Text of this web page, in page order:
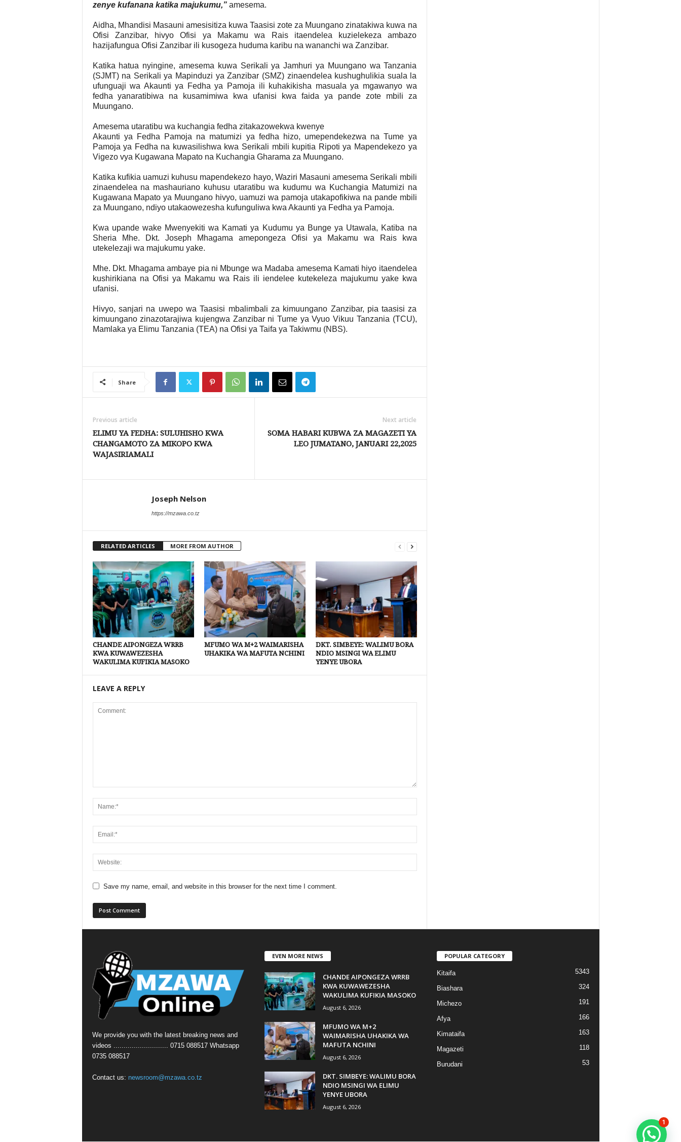
zenye kufanana katika majukumu,” amesema.
Aidha, Mhandisi Masauni amesisitiza kuwa Taasisi zote za Muungano zinatakiwa kuwa na
Ofisi Zanzibar, hivyo Ofisi ya Makamu wa Rais itaendelea kuzielekeza ambazo
hazijafungua Ofisi Zanzibar ili kusogeza huduma karibu na wananchi wa Zanzibar.
Katika hatua nyingine, amesema kuwa Serikali ya Jamhuri ya Muungano wa Tanzania
(SJMT) na Serikali ya Mapinduzi ya Zanzibar (SMZ) zinaendelea kushughulikia suala la
ufunguaji wa Akaunti ya Fedha ya Pamoja ili kuhakikisha masuala ya mgawanyo wa
fedha yanaratibiwa na kusamimiwa kwa ufanisi kwa faida ya pande zote mbili za
Muungano.
Amesema utaratibu wa kuchangia fedha zitakazowekwa kwenye
Akaunti ya Fedha Pamoja na matumizi ya fedha hizo, umependekezwa na Tume ya
Pamoja ya Fedha na kuwasilishwa kwa Serikali mbili kupitia Ripoti ya Mapendekezo ya
Vigezo vya Kugawana Mapato na Kuchangia Gharama za Muungano.
Katika kufikia uamuzi kuhusu mapendekezo hayo, Waziri Masauni amesema Serikali mbili
zinaendelea na mashauriano kuhusu utaratibu wa kudumu wa Kuchangia Matumizi na
Kugawana Mapato ya Muungano hivyo, uamuzi wa pamoja utakapofikiwa na pande mbili
za Muungano, ndiyo utakaowezesha kufunguliwa kwa Akaunti ya Fedha ya Pamoja.
Kwa upande wake Mwenyekiti wa Kamati ya Kudumu ya Bunge ya Utawala, Katiba na
Sheria Mhe. Dkt. Joseph Mhagama amepongeza Ofisi ya Makamu wa Rais kwa
utekelezaji wa majukumu yake.
Mhe. Dkt. Mhagama ambaye pia ni Mbunge wa Madaba amesema Kamati hiyo itaendelea
kushirikiana na Ofisi ya Makamu wa Rais ili iendelee kutekeleza majukumu yake kwa
ufanisi.
Hivyo, sanjari na uwepo wa Taasisi mbalimbali za kimuungano Zanzibar, pia taasisi za
kimuungano zinazotarajiwa kujengwa Zanzibar ni Tume ya Vyuo Vikuu Tanzania (TCU),
Mamlaka ya Elimu Tanzania (TEA) na Ofisi ya Taifa ya Takiwmu (NBS).
Share
Previous article
ELIMU YA FEDHA: SULUHISHO KWA
CHANGAMOTO ZA MIKOPO KWA
WAJASIRIAMALI
Next article
SOMA HABARI KUBWA ZA MAGAZETI YA
LEO JUMATANO, JANUARI 22,2025
Joseph Nelson
https://mzawa.co.tz
RELATED ARTICLES MORE FROM AUTHOR
CHANDE AIPONGEZA WRRB
KWA KUWAWEZESHA
WAKULIMA KUFIKIA MASOKO
MFUMO WA M+2 WAIMARISHA
UHAKIKA WA MAFUTA NCHINI
DKT. SIMBEYE: WALIMU BORA
NDIO MSINGI WA ELIMU
YENYE UBORA
LEAVE A REPLY
Save my name, email, and website in this browser for the next time I comment.
We provide you with the latest breaking news and
videos ........................... 0715 088517 Whatsapp
0735 088517
Contact us: newsroom@mzawa.co.tz
EVEN MORE NEWS
CHANDE AIPONGEZA WRRB
KWA KUWAWEZESHA
WAKULIMA KUFIKIA MASOKO
August 6, 2026
MFUMO WA M+2
WAIMARISHA UHAKIKA WA
MAFUTA NCHINI
August 6, 2026
DKT. SIMBEYE: WALIMU BORA
NDIO MSINGI WA ELIMU
YENYE UBORA
August 6, 2026
POPULAR CATEGORY
Kitaifa 5343
Biashara 324
Michezo 191
Afya 166
Kimataifa 163
Magazeti 118
Burudani 53
1